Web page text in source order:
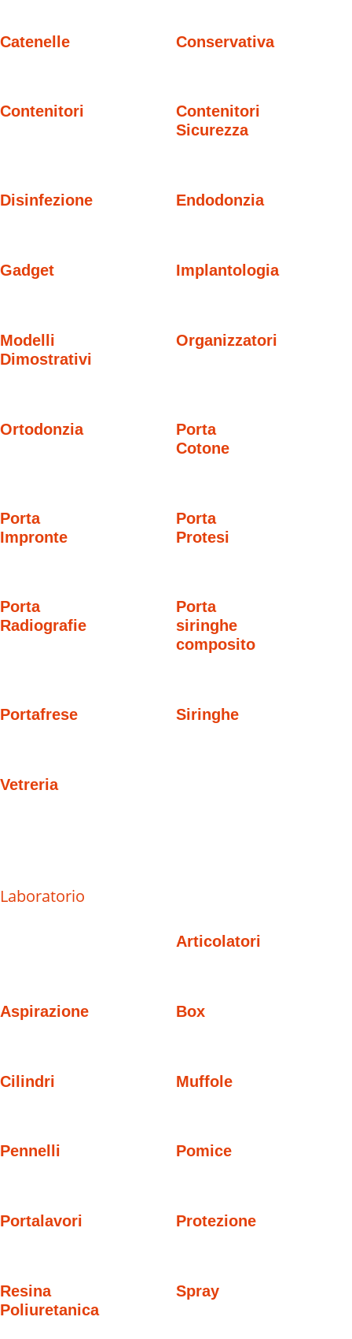
Catenelle Conservativa
Contenitori
Contenitori
Sicurezza
Disinfezione Endodonzia
Gadget Implantologia
Modelli
Dimostrativi
Organizzatori
Ortodonzia
Porta
Cotone
Porta
Impronte
Porta
Protesi
Porta
Radiografie
Porta
siringhe
composito
Portafrese Siringhe
Vetreria
Laboratorio
Articolatori
Aspirazione Box
Cilindri Muffole
Pennelli Pomice
Portalavori Protezione
Resina
Poliuretanica
Spray